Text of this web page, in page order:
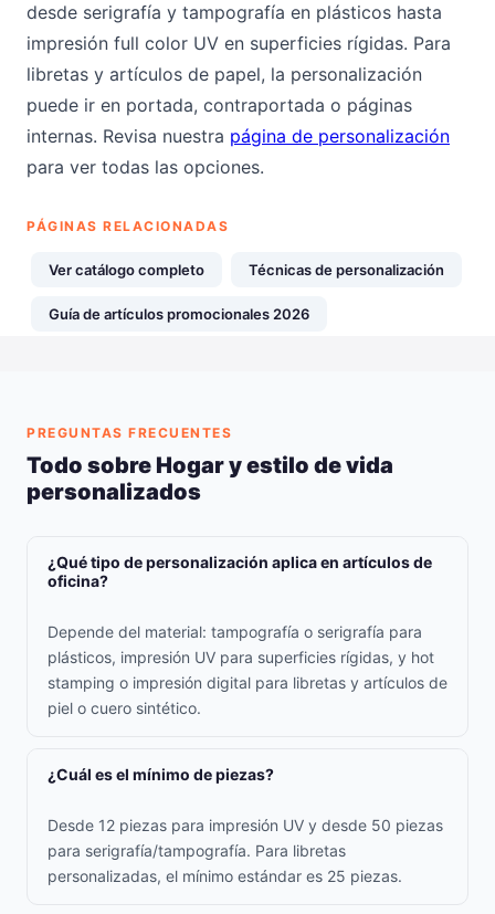
desde serigrafía y tampografía en plásticos hasta
impresión full color UV en superficies rígidas. Para
libretas y artículos de papel, la personalización
puede ir en portada, contraportada o páginas
internas. Revisa nuestra página de personalización
para ver todas las opciones.
PÁGINAS RELACIONADAS
Ver catálogo completo Técnicas de personalización
Guía de artículos promocionales 2026
PREGUNTAS FRECUENTES
Todo sobre Hogar y estilo de vida
personalizados
¿Qué tipo de personalización aplica en artículos de
oficina?
Depende del material: tampografía o serigrafía para
plásticos, impresión UV para superficies rígidas, y hot
stamping o impresión digital para libretas y artículos de
piel o cuero sintético.
¿Cuál es el mínimo de piezas?
Desde 12 piezas para impresión UV y desde 50 piezas
para serigrafía/tampografía. Para libretas
personalizadas, el mínimo estándar es 25 piezas.